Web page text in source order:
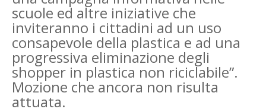
scuole ed altre iniziative che
inviteranno i cittadini ad un uso
consapevole della plastica e ad una
progressiva eliminazione degli
shopper in plastica non riciclabile”.
Mozione che ancora non risulta
attuata.